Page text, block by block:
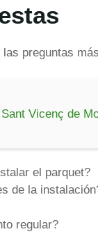
preguntas
Vicenç de
el parquet?
de la
regular?